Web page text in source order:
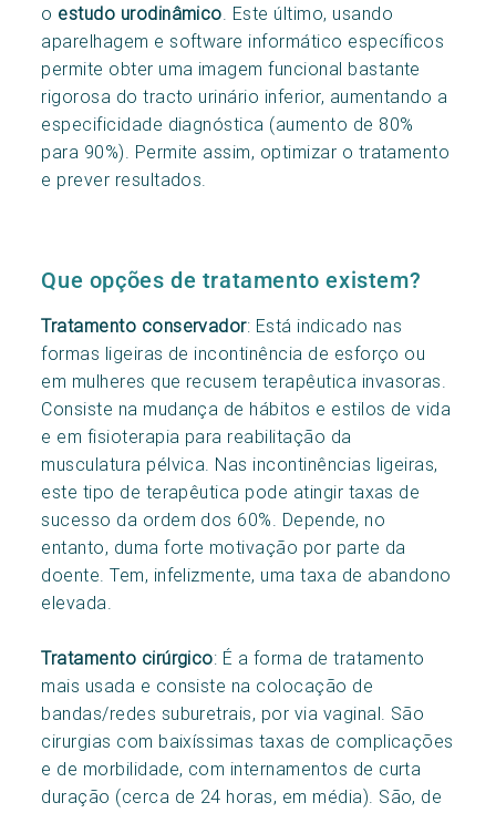
o estudo urodinâmico . Este último, usando
aparelhagem e software informático específicos
permite obter uma imagem funcional bastante
rigorosa do tracto urinário inferior, aumentando a
especificidade diagnóstica (aumento de 80%
para 90%). Permite assim, optimizar o tratamento
e prever resultados.
Que opções de tratamento existem?
Tratamento conservador: Está indicado nas
formas ligeiras de incontinência de esforço ou
em mulheres que recusem terapêutica invasoras.
Consiste na mudança de hábitos e estilos de vida
e em fisioterapia para reabilitação da
musculatura pélvica. Nas incontinências ligeiras,
este tipo de terapêutica pode atingir taxas de
sucesso da ordem dos 60%. Depende, no
entanto, duma forte motivação por parte da
doente. Tem, infelizmente, uma taxa de abandono
elevada.
Tratamento cirúrgico: É a forma de tratamento
mais usada e consiste na colocação de
bandas/redes suburetrais, por via vaginal. São
cirurgias com baixíssimas taxas de complicações
e de morbilidade, com internamentos de curta
duração (cerca de 24 horas, em média). São, de